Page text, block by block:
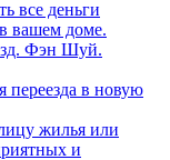
все деньги
вашем доме.
Фэн Шуй.
переезда в новую
жилья или
и